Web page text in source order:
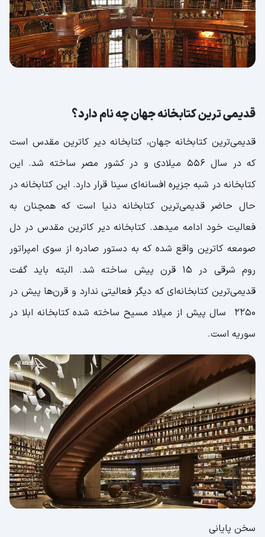
قدیمی ترین کتابخانه جهان چه نام دارد؟
قدیمی‌ترین کتابخانه جهان، کتابخانه دیر کاترین مقدس است
که در سال 556 میلادی و در کشور مصر ساخته شد. این
کتابخانه در شبه جزیره افسانه‌ای سینا قرار دارد. این کتابخانه در
حال حاضر قدیمی‌ترین کتابخانه دنیا است که همچنان به
فعالیت خود ادامه میدهد. کتابخانه دیر کاترین مقدس در دل
صومعه کاترین واقع شده که به دستور صادره از سوی امپراتور
روم شرقی در 15 قرن پیش ساخته شد. البته باید گفت
قدیمی‌ترین کتابخانه‌ای که دیگر فعالیتی ندارد و قرن‌ها پیش در
2250 سال پیش از میلاد مسیح ساخته شده کتابخانه ابلا در
سوریه است.
سخن پایانی